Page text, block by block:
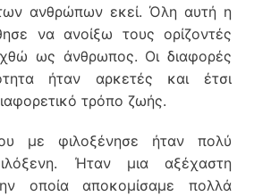
ανθρώπων εκεί. Όλη αυτή η
να ανοίξω τους ορίζοντές
ως άνθρωπος. Οι διαφορές
ήταν αρκετές και έτσι
τρόπο ζωής.
με φιλοξένησε ήταν πολύ
Ήταν μια αξέχαστη
οποία αποκομίσαμε πολλά